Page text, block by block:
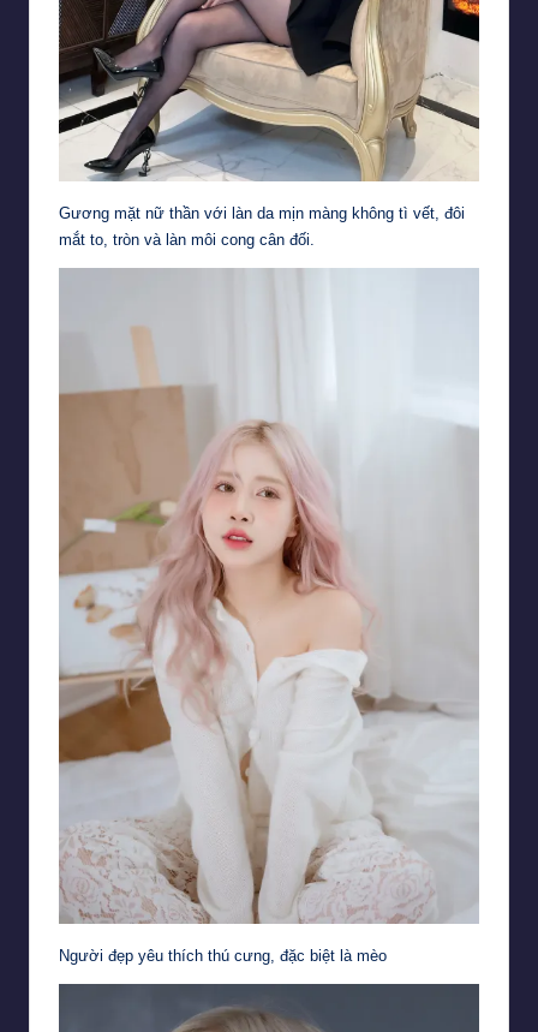
Gương mặt nữ thần với làn da mịn màng không tì vết, đôi
mắt to, tròn và làn môi cong cân đối.
Người đẹp yêu thích thú cưng, đặc biệt là mèo